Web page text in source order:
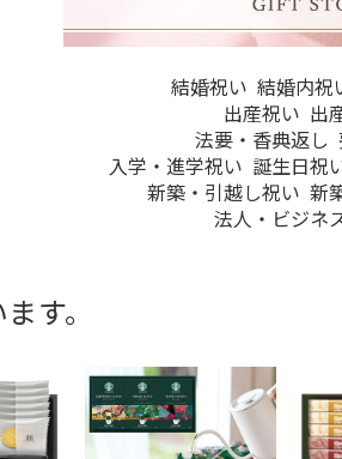
結婚祝い 結婚内祝
出産祝い 出
法要・香典返し
入学・進学祝い 誕生日祝
新築・引越し祝い 新
法人・ビジネ
す。